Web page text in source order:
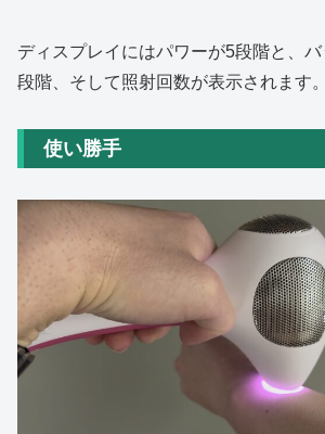
ディスプレイにはパワーが5段階と、
段階、そして照射回数が表示されます。
使い勝手